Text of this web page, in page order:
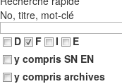
No, titre, mot-clé
D
F I
E
y compris SN EN
y compris archives